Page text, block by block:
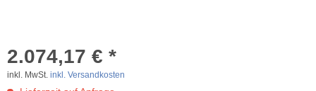
2.074,17 € *
inkl. MwSt. inkl. Versandkosten